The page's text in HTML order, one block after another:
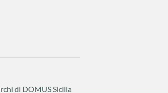
di DOMUS Sicilia